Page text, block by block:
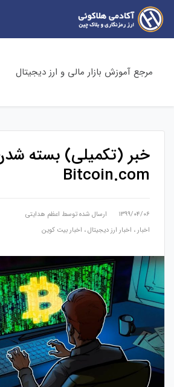
مرجع آموزش بازار مالی و ارز دیجیتال
خبر (تکمیلی) بسته
Bitcoin.com
۱۳۹۹/۰۴/۰۶ ارسال شده توسط اعظم هدایتی
اخبار ، اخبار ارز دیجیتال، اخبار بیت کوین